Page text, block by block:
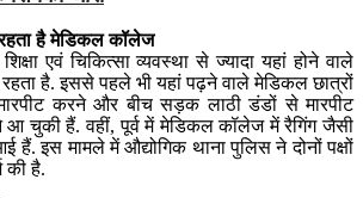
रहता है मेडिकल कॉलेज
एवं चिकित्सा व्यवस्था से ज्यादा यहां होने वाले
रहता है. इससे पहले भी यहां पढ़ने वाले मेडिकल छात्रों
करने और बीच सड़क लाठी डंडों से मारपीट
चुकी हैं. वहीं, पूर्व में मेडिकल कॉलेज में रैगिंग जैसी
हैं. इस मामले में औद्योगिक थाना पुलिस ने दोनों पक्षों
की है.